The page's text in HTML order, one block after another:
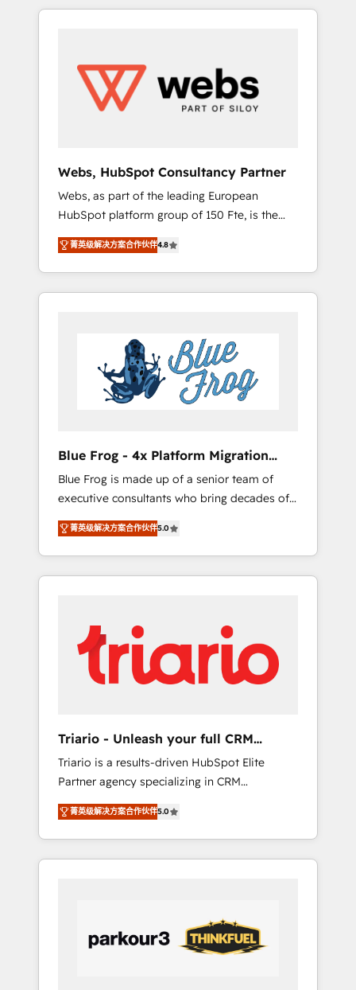
to global brands
HubSpot challenges and improve user
HubSpot for the first time 🔧 Designing and
optimising your HubSpot set-up for better
results 🌐 Website design and build using
using HubSpot Why us? - SIX HubSpot
Accreditations - awarded by HubSpot after a
rigorous process for CRM, Solutions
Architecture, Onboarding , Data Migration,
Custom Integration & Platform Enablement -
Onboarded over 500 businesses to HubSpot
-Top 1% of partners worldwide -In-house
HubSpot. www.bbdboom.com
Webs, HubSpot Consultancy Partner
Webs, as part of the leading European
HubSpot platform group of 150 Fte, is the
trusted Elite HubSpot CRM Partner offering
you a roadmap on maximizing EBITDA and
achieving Commercial Excellence. With our
targeted processes, we strengthen your
Implementation partner, we provide
expertise to drive your business forward.
Since 2015 we are fully dedicated to
HubSpot and with an experienced team
business services. We prepare a customized
business case that demonstrates the value
and impact of your digital transformation,
including a detailed financial rationale with a
focus on ROI and TCO. As a trusted extension
of your team, we believe in the power of
partnership. Together, we embark on a
your business. If not now, when?
菁英级解决方案合作伙伴4.8
Blue Frog - 4x Platform Migration
Award Winner
Blue Frog is made up of a senior team of
executive consultants who bring decades of
relevant, real world experience to our client
engagements. "Blue Frog is a top, trusted
partner in HubSpot's ecosystem for a reason.
Their team brings over a decade of
strategies for driving growth. They are
committed to helping our customers grow
and finding solutions that fit their unique
business needs. We are thrilled to have Blue
HubSpot “Our experience with the team at
Blue Frog has been nothing short of
extraordinary. Their years of experience and
quality of skilled staff has earned them a
trusted reputation within the HubSpot
ecosystem as a reliable partner capable of
delivering remarkable experiences for our
菁英级解决方案合作伙伴5.0
Triario - Unleash your full CRM
potential
Triario is a results-driven HubSpot Elite
Partner agency specializing in CRM
implementations & migrations, Revenue
Operations, Custom Integrations, Custom AI
agents and AI-ready Website Design With
over 15 years of experience, we help
through smart automation, data hygiene, and
tailored HubSpot solutions. Our clients
choose us because we blend the expertise of
菁英级解决方案合作伙伴5.0